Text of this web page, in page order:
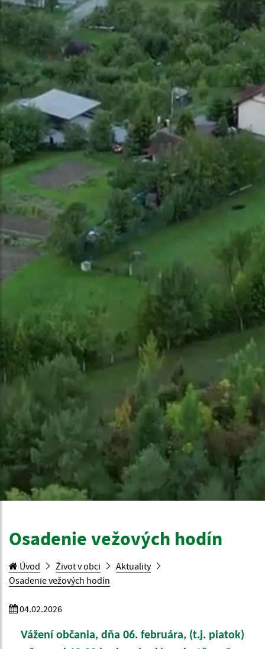
Osadenie vežových hodín
Úvod Život v obci
Aktuality
Osadenie vežových hodín
04.02.2026
Vážení občania, dňa 06. februára, (t.j. piatok)